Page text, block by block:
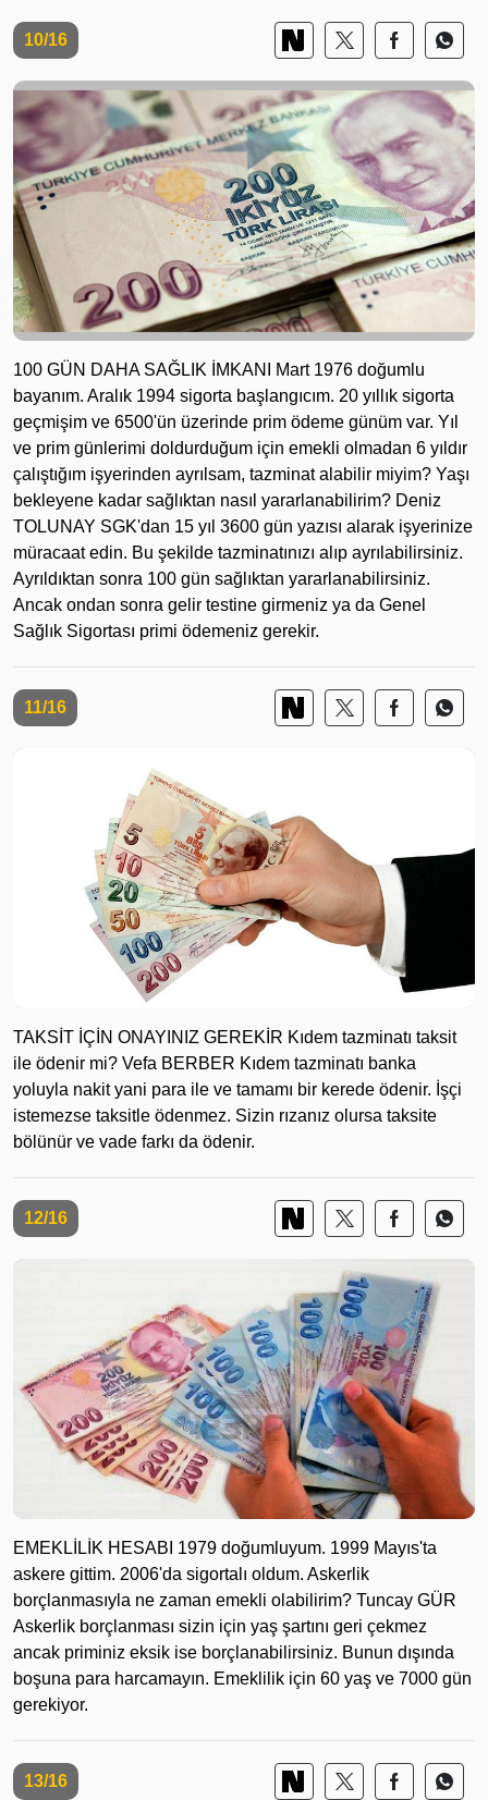
10/16
100 GÜN DAHA SAĞLIK İMKANI Mart 1976 doğumlu
bayanım. Aralık 1994 sigorta başlangıcım. 20 yıllık sigorta
geçmişim ve 6500'ün üzerinde prim ödeme günüm var. Yıl
ve prim günlerimi doldurduğum için emekli olmadan 6 yıldır
çalıştığım işyerinden ayrılsam, tazminat alabilir miyim? Yaşı
bekleyene kadar sağlıktan nasıl yararlanabilirim? Deniz
TOLUNAY SGK'dan 15 yıl 3600 gün yazısı alarak işyerinize
müracaat edin. Bu şekilde tazminatınızı alıp ayrılabilirsiniz.
Ayrıldıktan sonra 100 gün sağlıktan yararlanabilirsiniz.
Ancak ondan sonra gelir testine girmeniz ya da Genel
Sağlık Sigortası primi ödemeniz gerekir.
11/16
TAKSİT İÇİN ONAYINIZ GEREKİR Kıdem tazminatı taksit
ile ödenir mi? Vefa BERBER Kıdem tazminatı banka
yoluyla nakit yani para ile ve tamamı bir kerede ödenir. İşçi
istemezse taksitle ödenmez. Sizin rızanız olursa taksite
bölünür ve vade farkı da ödenir.
12/16
EMEKLİLİK HESABI 1979 doğumluyum. 1999 Mayıs'ta
askere gittim. 2006'da sigortalı oldum. Askerlik
borçlanmasıyla ne zaman emekli olabilirim? Tuncay GÜR
Askerlik borçlanması sizin için yaş şartını geri çekmez
ancak priminiz eksik ise borçlanabilirsiniz. Bunun dışında
boşuna para harcamayın. Emeklilik için 60 yaş ve 7000 gün
gerekiyor.
13/16